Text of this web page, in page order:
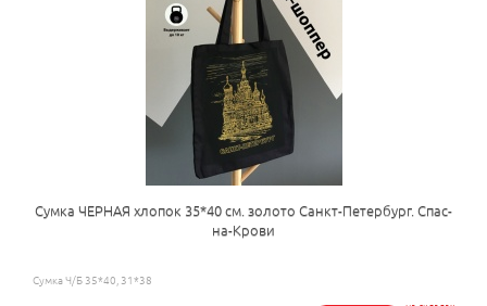
Сумка ЧЕРНАЯ хлопок 35*40 см. золото Санкт-Петербург. Спас-
на-Крови
Сумка Ч/Б 35*40, 31*38